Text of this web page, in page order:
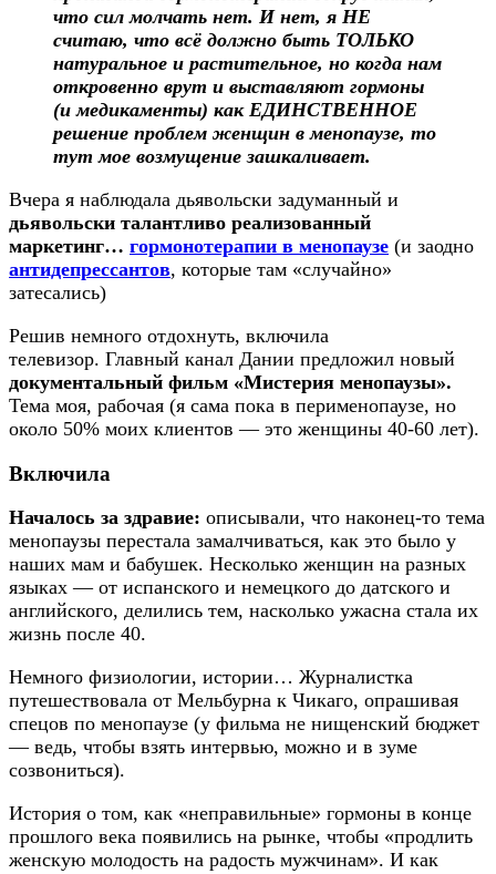
что сил молчать нет. И нет, я НЕ
считаю, что всё должно быть ТОЛЬКО
натуральное и растительное, но когда нам
откровенно врут и выставляют гормоны
(и медикаменты) как ЕДИНСТВЕННОЕ
решение проблем женщин в менопаузе, то
тут мое возмущение зашкаливает.
Вчера я наблюдала дьявольски задуманный и
дьявольски талантливо реализованный
маркетинг… гормонотерапии в менопаузе (и заодно
антидепрессантов, которые там «случайно»
затесались)
Решив немного отдохнуть, включила
телевизор. Главный канал Дании предложил новый
документальный фильм «Мистерия менопаузы».
Тема моя, рабочая (я сама пока в перименопаузе, но
около 50% моих клиентов — это женщины 40-60 лет).
Включила
Началось за здравие: описывали, что наконец-то тема
менопаузы перестала замалчиваться, как это было у
наших мам и бабушек. Несколько женщин на разных
языках — от испанского и немецкого до датского и
английского, делились тем, насколько ужасна стала их
жизнь после 40.
Немного физиологии, истории… Журналистка
путешествовала от Мельбурна к Чикаго, опрашивая
спецов по менопаузе (у фильма не нищенский бюджет
— ведь, чтобы взять интервью, можно и в зуме
созвониться).
История о том, как «неправильные» гормоны в конце
прошлого века появились на рынке, чтобы «продлить
женскую молодость на радость мужчинам». И как